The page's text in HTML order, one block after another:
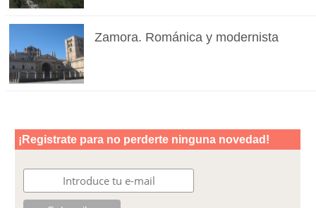
Zamora. Románica y modernista